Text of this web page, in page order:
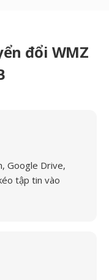
đổi WMZ
Google Drive,
tập tin vào